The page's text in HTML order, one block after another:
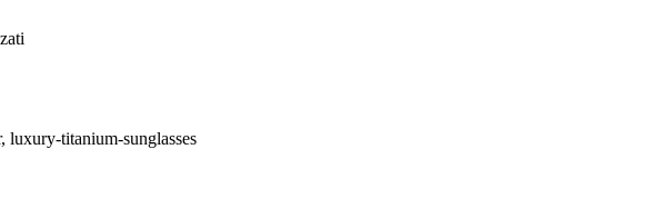
luxury-titanium-sunglasses